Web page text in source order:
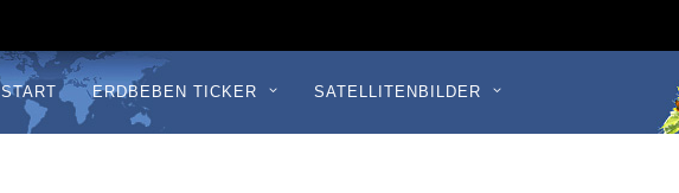
START ERDBEBEN TICKER SATELLITENBILDER